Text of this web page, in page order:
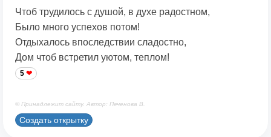
Чтоб трудилось с душой, в духе радостном,
Было много успехов потом!
Отдыхалось впоследствии сладостно,
Дом чтоб встретил уютом, теплом!
5
© Принадлежит сайту. Автор: Печенова В.
Создать открытку